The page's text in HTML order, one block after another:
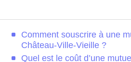
Comment souscrire à une
Château-Ville-Vieille ?
Quel est le coût d’une